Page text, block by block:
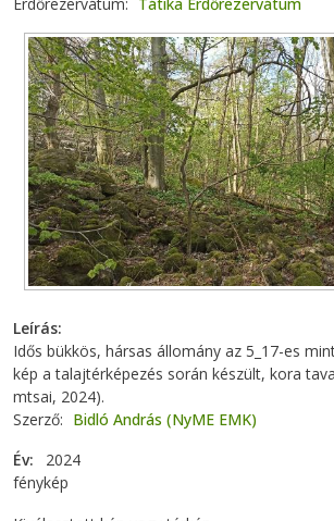
Leírás
Idős bükkös, hársas állomány az 5_17-es
kép a talajtérképezés során készült, kora
mtsai, 2024).
Szerző
Bidló András (NyME EMK)
Év
2024
fénykép